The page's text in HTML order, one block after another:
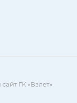
ГК «Взлет»